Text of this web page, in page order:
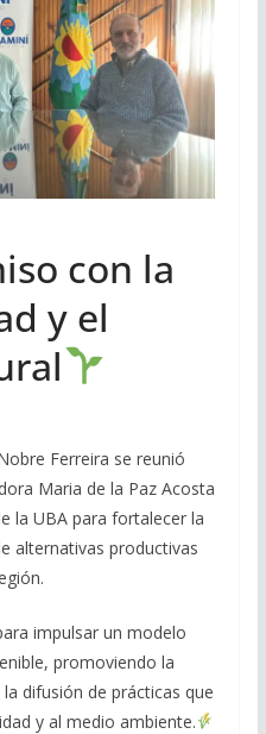
con la
y el
Ferreira se reunió
Maria de la Paz Acosta
la UBA para fortalecer la
alternativas productivas
impulsar un modelo
promoviendo la
difusión de prácticas que
y al medio ambiente.